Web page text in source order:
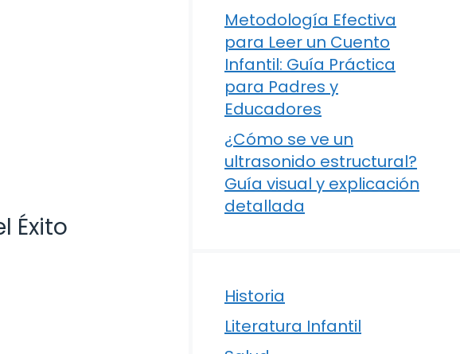
Éxito
Metodología Efectiva
para Leer un Cuento
Infantil: Guía Práctica
para Padres y
Educadores
¿Cómo se ve un
ultrasonido estructural?
Guía visual y explicación
detallada
Historia
Literatura Infantil